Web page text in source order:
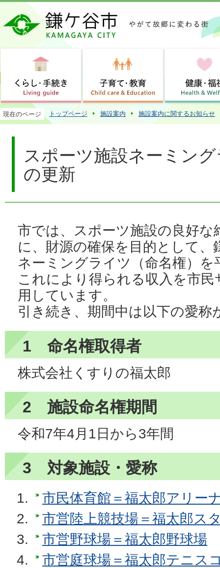
この
現在のページ トップページ 施設案内 施設案内に関するお知らせ
スポーツ施設ネーミン
の更新
市では、スポーツ施設の良好な
に、財源の確保を目的として
ネーミングライツ（命名権）
これにより得られる収入を市
用しています。
引き続き、期間中は以下の愛称
1 命名権取得者
株式会社くすりの福太郎
2 施設命名権期間
令和7年4月1日から3年間
3 対象施設・愛称
市民体育館＝福太郎アリー
市営陸上競技場＝福太郎ス
市営野球場＝福太郎野球場
市営庭球場＝福太郎テニス